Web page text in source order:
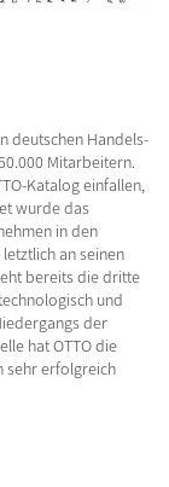
deutschen Handels-
Mitarbeitern.
Katalog einfallen,
wurde das
in den
an seinen
bereits die dritte
und
der
hat OTTO die
sehr erfolgreich